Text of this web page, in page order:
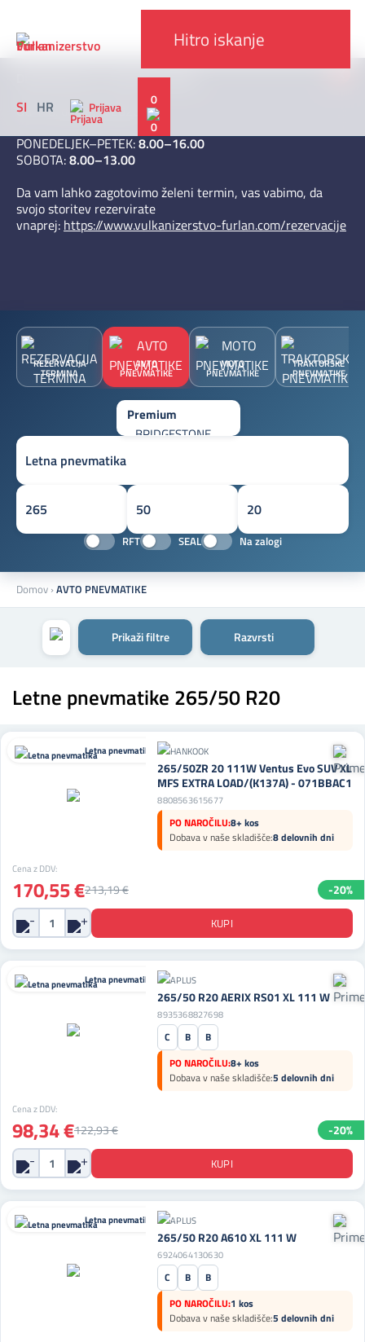
SI HR Prijava 0
DELOVNI ČAS V AVGUSTU 2026
Od 1. 8. do 30. 8. 2026
PONEDELJEK–PETEK:8.00–16.00
SOBOTA:8.00–13.00
Da vam lahko zagotovimo želeni termin, vas vabimo, da
svojo storitev rezervirate
vnaprej: https://www.vulkanizerstvo-furlan.com/rezervacije
x
REZERVACIJA
TERMINA
AVTO
PNEVMATIKE
MOTO
PNEVMATIKE
TRAKTORSKE
PNEVMATIKE
RFT SEAL Na zalogi
Domov ›AVTO PNEVMATIKE
Prikaži filtre Razvrsti
Letne pnevmatike 265/50 R20
Letna pnevmatika
265/50ZR 20 111W Ventus Evo SUV XL
MFS EXTRA LOAD/(K137A) - 071BBAC1
8808563615677
PO NAROČILU:8+ kos
Dobava v naše skladišče:8 delovnih dni
Cena z DDV:
170,55 €213,19 € -20%
Letna pnevmatika
265/50 R20 AERIX RS01 XL 111 W
8935368827698
C B
B
PO NAROČILU:8+ kos
Dobava v naše skladišče:5 delovnih dni
Cena z DDV:
98,34 €122,93 € -20%
Letna pnevmatika
265/50 R20 A610 XL 111 W
6924064130630
C B
B
PO NAROČILU:1 kos
Dobava v naše skladišče:5 delovnih dni